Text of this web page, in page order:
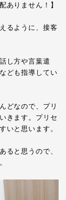
ありません！】
るように、接客
し方や言葉遣
ども指導してい
どなので、プリ
きます。プリセ
いと思います。
ると思うので、